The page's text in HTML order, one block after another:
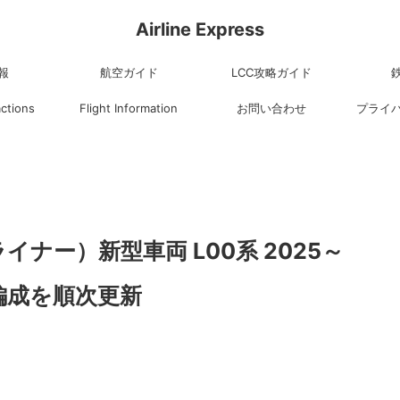
Airline Express
航空ガイド LCC攻略ガイド
Flight Information お問い合わせ プライ
ナー）新型車両 L00系 2025～
を順次更新